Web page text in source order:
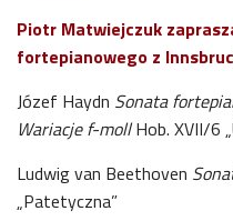
Piotr Matwiejczuk
fortepianowego z
Józef Haydn Sonata
Wariacje f-mollHob. XVII/6
Ludwig van Beethoven
„Patetyczna”